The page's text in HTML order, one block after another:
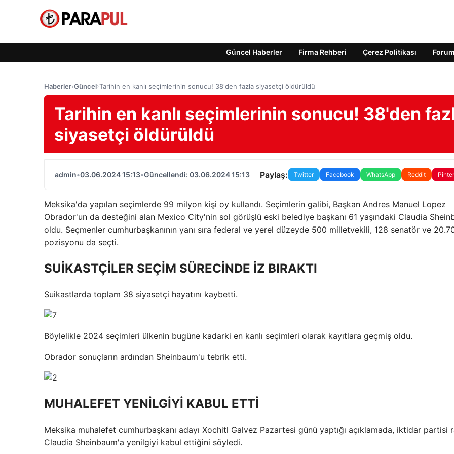
Güncel Haberler Firma Rehberi Çerez Politikası Forum
Haberler›Güncel›Tarihin en kanlı seçimlerinin sonucu! 38'den fazla siyasetçi öldürüldü
Tarihin en kanlı seçimlerinin sonucu! 38'den
siyasetçi öldürüldü
admin•03.06.2024 15:13•Güncellendi: 03.06.2024 15:13 Paylaş: Twitter Facebook WhatsApp Reddit
Meksika'da yapılan seçimlerde 99 milyon kişi oy kullandı. Seçimlerin galibi, Başkan Andres Manuel Lopez
Obrador'un da desteğini alan Mexico City'nin sol görüşlü eski belediye başkanı 61 yaşındaki Claudia
oldu. Seçmenler cumhurbaşkanının yanı sıra federal ve yerel düzeyde 500 milletvekili, 128 senatör ve
pozisyonu da seçti.
SUİKASTÇİLER SEÇİM SÜRECİNDE İZ BIRAKTI
Suikastlarda toplam 38 siyasetçi hayatını kaybetti.
Böylelikle 2024 seçimleri ülkenin bugüne kadarki en kanlı seçimleri olarak kayıtlara geçmiş oldu.
Obrador sonuçların ardından Sheinbaum'u tebrik etti.
MUHALEFET YENİLGİYİ KABUL ETTİ
Meksika muhalefet cumhurbaşkanı adayı Xochitl Galvez Pazartesi günü yaptığı açıklamada, iktidar partisi
Claudia Sheinbaum'a yenilgiyi kabul ettiğini söyledi.